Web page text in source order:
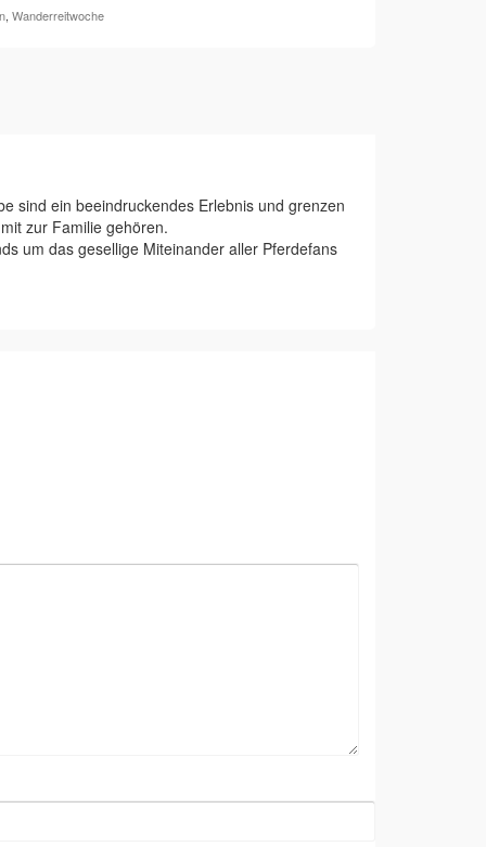
, Wanderreitwoche
sind ein beeindruckendes Erlebnis und grenzen
zur Familie gehören.
um das gesellige Miteinander aller Pferdefans